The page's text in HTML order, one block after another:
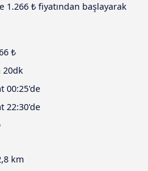
1.266 ₺ fiyatından başlayarak
₺
20dk
00:25'de
22:30'de
km